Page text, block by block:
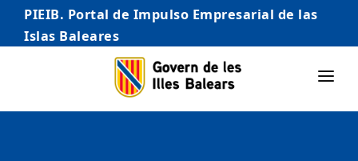
PIEIB. Portal de Impulso Empresarial de las
Islas Baleares
INICIO